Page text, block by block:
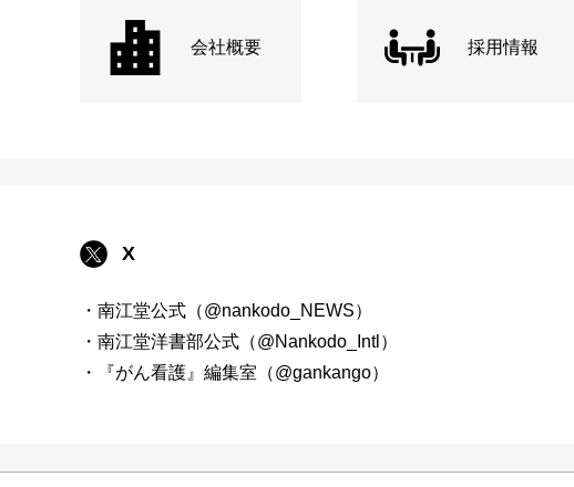
会社概要 採用情報
X
・南江堂公式（@nankodo_NEWS）
・南江堂洋書部公式（@Nankodo_Intl）
・『がん看護』編集室（@gankango）